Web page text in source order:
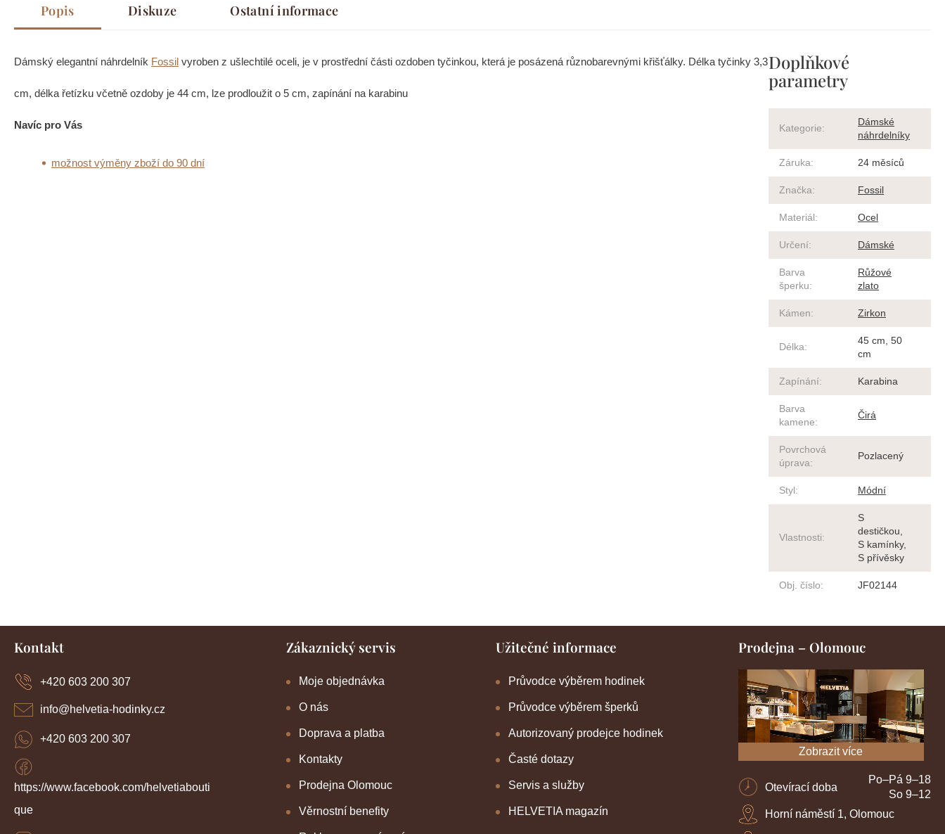
Popis Diskuze Ostatní informace
Dámský elegantní náhrdelník Fossil vyroben z ušlechtilé oceli, je v prostřední části ozdoben tyčinkou, která je posázená různobarevnými křišťálky. Délka tyčinky 3,3
cm, délka řetízku včetně ozdoby je 44 cm, lze prodloužit o 5 cm, zapínání na karabinu
Navíc pro Vás
možnost výměny zboží do 90 dní
Doplňkové
parametry
Kategorie:
Dámské
náhrdelníky
Záruka: 24 měsíců
Značka: Fossil
Materiál: Ocel
Určení: Dámské
Barva
šperku:
Růžové
zlato
Kámen: Zirkon
Délka:
45 cm, 50
cm
Zapínání: Karabina
Barva
kamene:
Čirá
Povrchová
úprava:
Pozlacený
Styl: Módní
Vlastnosti:
S
destičkou,
S kamínky,
S přívěsky
Obj. číslo: JF02144
Kontakt
info@helvetia-hodinky.cz
+420 603 200 307
https://www.facebook.com/helvetiabouti
que
+420 603 200 307
Zákaznický servis
Moje objednávka
O nás
Doprava a platba
Kontakty
Prodejna Olomouc
Věrnostní benefity
Užitečné informace
Průvodce výběrem hodinek
Průvodce výběrem šperků
Autorizovaný prodejce hodinek
Časté dotazy
Servis a služby
HELVETIA magazín
Prodejna – Olomouc
Zobrazit více
Otevírací doba
Po–Pá 9–18
So 9–12
Horní náměstí 1, Olomouc